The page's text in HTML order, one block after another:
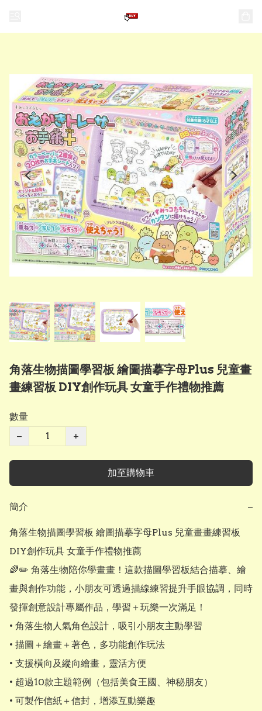
角落生物描圖學習板 繪圖描摹字母Plus 兒童畫
畫練習板 DIY創作玩具 女童手作禮物推薦
數量
−
+
加至購物車
簡介 −
角落生物描圖學習板 繪圖描摹字母Plus 兒童畫畫練習板
DIY創作玩具 女童手作禮物推薦
🌈✏️ 角落生物陪你學畫畫！這款描圖學習板結合描摹、繪
畫與創作功能，小朋友可透過描線練習提升手眼協調，同時
發揮創意設計專屬作品，學習＋玩樂一次滿足！
• 角落生物人氣角色設計，吸引小朋友主動學習
• 描圖＋繪畫＋著色，多功能創作玩法
• 支援橫向及縱向繪畫，靈活方便
• 超過10款主題範例（包括美食王國、神秘朋友）
• 可製作信紙＋信封，增添互動樂趣